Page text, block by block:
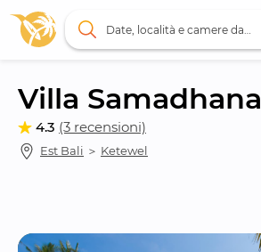
Villa Samadhana
4.3 (3 recensioni)
Est Bali ＞ Ketewel